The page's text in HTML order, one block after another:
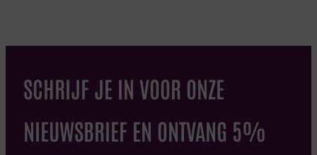
SCHRIJF JE IN VOOR ONZE
NIEUWSBRIEF EN ONTVANG 5%